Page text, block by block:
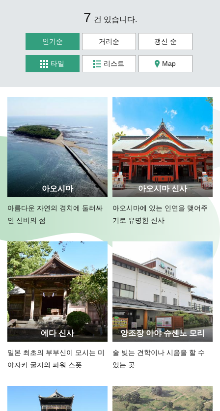
7 건 있습니다.
인기순 거리순 갱신 순
타일 리스트 Map
아오시마
아름다운 자연의 경치에 둘러싸
인 신비의 섬
아오시마 신사
아오시마에 있는 인연을 맺어주
기로 유명한 신사
에다 신사
일본 최초의 부부신이 모시는 미
야자키 굴지의 파워 스폿
양조장 아야 슈센노 모리
술 빚는 견학이나 시음을 할 수
있는 곳